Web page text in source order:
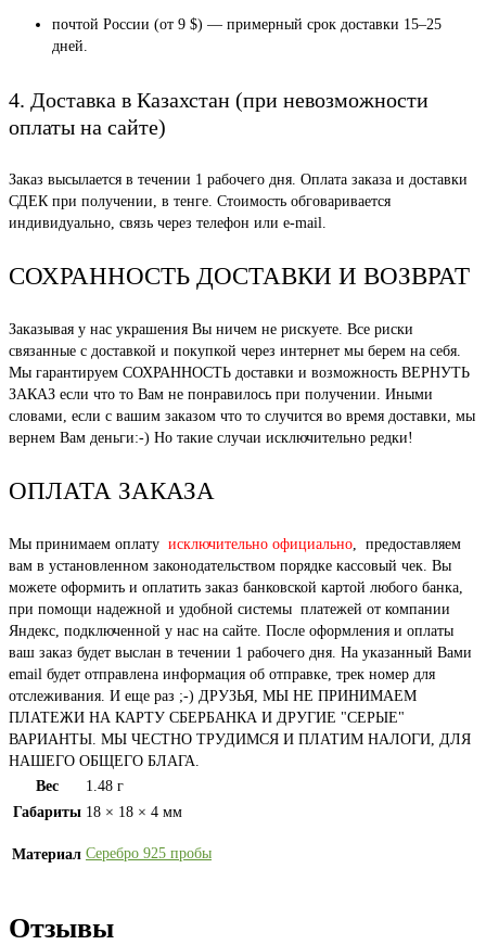
почтой России (от 9 $) — примерный срок доставки 15–25
дней.
4. Доставка в Казахстан (при невозможности
оплаты на сайте)
Заказ высылается в течении 1 рабочего дня. Оплата заказа и доставки
СДЕК при получении, в тенге. Стоимость обговаривается
индивидуально, связь через телефон или e-mail.
СОХРАННОСТЬ ДОСТАВКИ И ВОЗВРАТ
Заказывая у нас украшения Вы ничем не рискуете. Все риски
связанные с доставкой и покупкой через интернет мы берем на себя.
Мы гарантируем СОХРАННОСТЬ доставки и возможность ВЕРНУТЬ
ЗАКАЗ если что то Вам не понравилось при получении. Иными
словами, если с вашим заказом что то случится во время доставки, мы
вернем Вам деньги:-) Но такие случаи исключительно редки!
ОПЛАТА ЗАКАЗА
Мы принимаем оплату исключительно официально, предоставляем
вам в установленном законодательством порядке кассовый чек. Вы
можете оформить и оплатить заказ банковской картой любого банка,
при помощи надежной и удобной системы платежей от компании
Яндекс, подключенной у нас на сайте. После оформления и оплаты
ваш заказ будет выслан в течении 1 рабочего дня. На указанный Вами
email будет отправлена информация об отправке, трек номер для
отслеживания. И еще раз ;-) ДРУЗЬЯ, МЫ НЕ ПРИНИМАЕМ
ПЛАТЕЖИ НА КАРТУ СБЕРБАНКА И ДРУГИЕ "СЕРЫЕ"
ВАРИАНТЫ. МЫ ЧЕСТНО ТРУДИМСЯ И ПЛАТИМ НАЛОГИ, ДЛЯ
НАШЕГО ОБЩЕГО БЛАГА.
Вес
1.48 г
Габариты 18 × 18 × 4 мм
Материал Серебро 925 пробы
Отзывы